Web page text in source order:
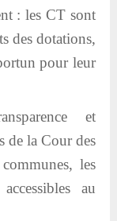
: les CT sont
des dotations,
pour leur
et
de la Cour des
les
au